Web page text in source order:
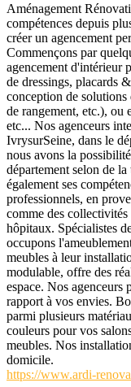
Aménagement
compétences depuis
créer un agencement
Commençons par
agencement d'intérieur
de dressings, placards
conception de solutions
de rangement, etc.), ou
etc... Nos agenceurs
IvrysurSeine, dans le
nous avons la
département selon de
également ses
professionnels, en
comme des
hôpitaux. Spécialistes
occupons
meubles à leur
modulable, offre des
espace. Nos agenceurs
rapport à vos envies.
parmi plusieurs
couleurs pour vos
meubles. Nos
domicile.
https://www.ardi-